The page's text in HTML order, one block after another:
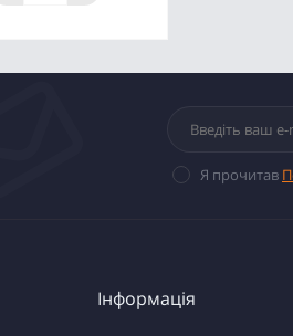
Я прочитав
Інформація